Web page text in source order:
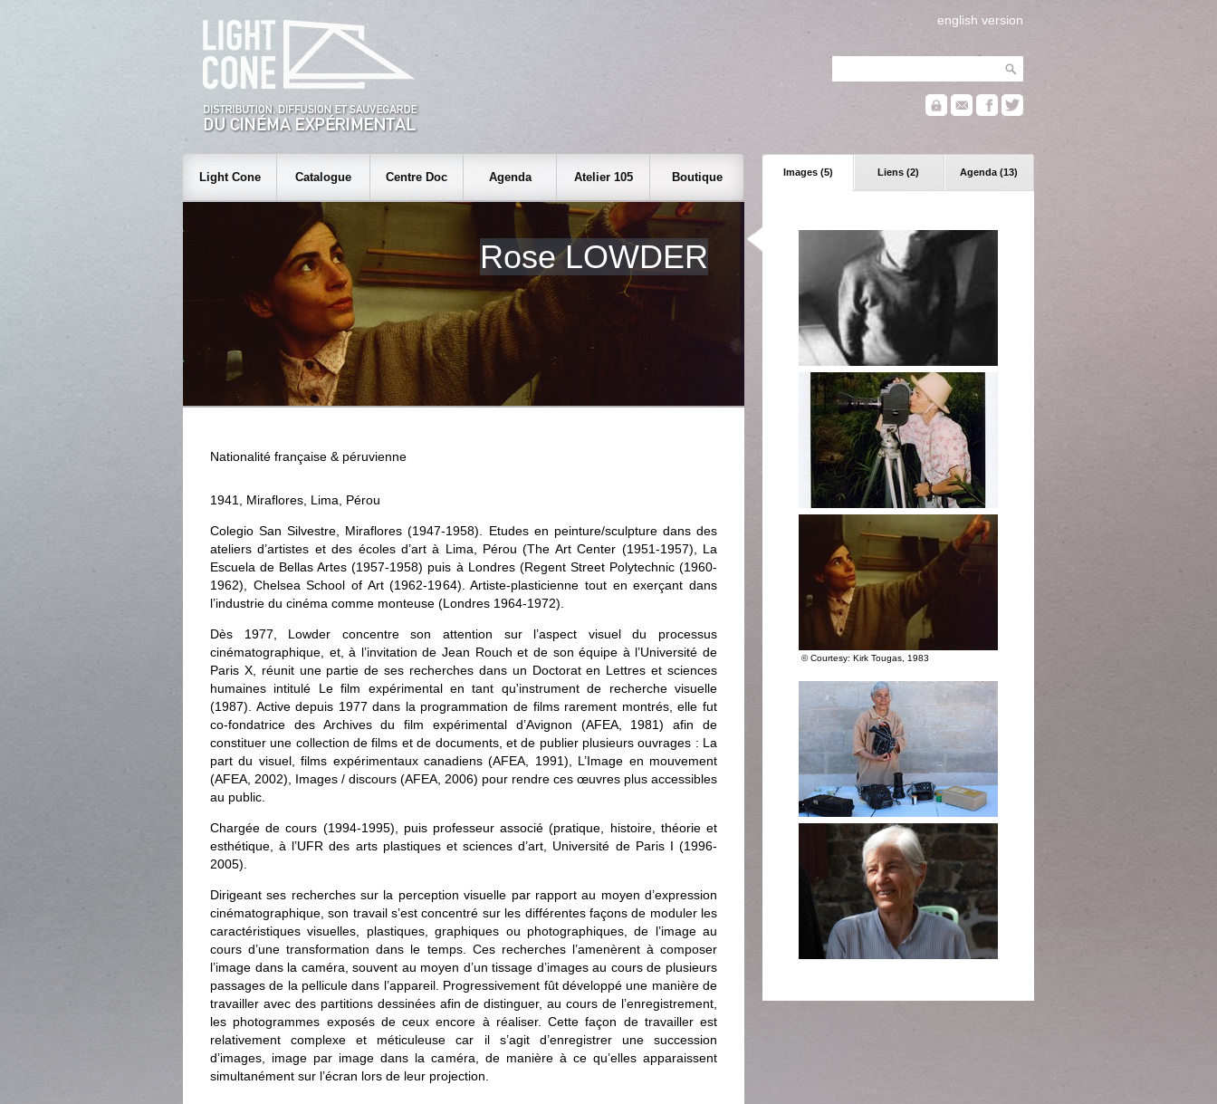
english version
Images (5) Liens (2) Agenda (13)
© Courtesy: Kirk Tougas, 1983
Light Cone Catalogue Centre Doc Agenda Atelier 105 Boutique
Rose LOWDER
Nationalité française & péruvienne
1941, Miraflores, Lima, Pérou
Colegio San Silvestre, Miraflores (1947-1958). Etudes en peinture/sculpture dans des
ateliers d’artistes et des écoles d’art à Lima, Pérou (The Art Center (1951-1957), La
Escuela de Bellas Artes (1957-1958) puis à Londres (Regent Street Polytechnic (1960-
1962), Chelsea School of Art (1962-1964). Artiste-plasticienne tout en exerçant dans
l’industrie du cinéma comme monteuse (Londres 1964-1972).
Dès 1977, Lowder concentre son attention sur l’aspect visuel du processus
cinématographique, et, à l’invitation de Jean Rouch et de son équipe à l’Université de
Paris X, réunit une partie de ses recherches dans un Doctorat en Lettres et sciences
humaines intitulé Le film expérimental en tant qu'instrument de recherche visuelle
(1987). Active depuis 1977 dans la programmation de films rarement montrés, elle fut
co-fondatrice des Archives du film expérimental d’Avignon (AFEA, 1981) afin de
constituer une collection de films et de documents, et de publier plusieurs ouvrages : La
part du visuel, films expérimentaux canadiens (AFEA, 1991), L’Image en mouvement
(AFEA, 2002), Images / discours (AFEA, 2006) pour rendre ces œuvres plus accessibles
au public.
Chargée de cours (1994-1995), puis professeur associé (pratique, histoire, théorie et
esthétique, à l’UFR des arts plastiques et sciences d’art, Université de Paris I (1996-
2005).
Dirigeant ses recherches sur la perception visuelle par rapport au moyen d’expression
cinématographique, son travail s’est concentré sur les différentes façons de moduler les
caractéristiques visuelles, plastiques, graphiques ou photographiques, de l’image au
cours d’une transformation dans le temps. Ces recherches l’amenèrent à composer
l’image dans la caméra, souvent au moyen d’un tissage d’images au cours de plusieurs
passages de la pellicule dans l’appareil. Progressivement fût développé une manière de
travailler avec des partitions dessinées afin de distinguer, au cours de l’enregistrement,
les photogrammes exposés de ceux encore à réaliser. Cette façon de travailler est
relativement complexe et méticuleuse car il s’agit d’enregistrer une succession
d’images, image par image dans la caméra, de manière à ce qu’elles apparaissent
simultanément sur l’écran lors de leur projection.